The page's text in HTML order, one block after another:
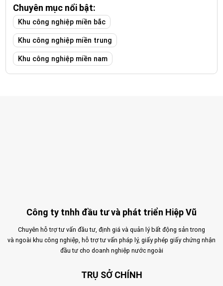
Chuyên mục nổi bật:
Khu công nghiệp miền bắc
Khu công nghiệp miền trung
Khu công nghiệp miền nam
Công ty tnhh đầu tư và phát triển Hiệp Vũ
Chuyên hỗ trợ tư vấn đầu tư, định giá và quản lý bất động sản trong
và ngoài khu công nghiệp, hỗ trợ tư vấn pháp lý, giấy phép giấy chứng nhận
đầu tư cho doanh nghiệp nước ngoài
TRỤ SỞ CHÍNH